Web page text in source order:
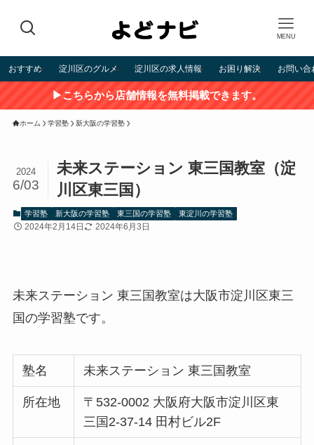
MENU
おすすめ 淀川区のグルメ 淀川区の求人情報 お困り解決 お問い合
▶こちらから店舗情報を無料掲載できます。
ホーム 学習塾 新大阪の学習塾
未来ステーション 東三国教室（淀
川区東三国）
2024
6/03
学習塾 新大阪の学習塾 東三国の学習塾 東淀川の学習塾
2024年2月14日 2024年6月3日
未来ステーション 東三国教室は大阪市淀川区東三
国の学習塾です。
塾名 未来ステーション 東三国教室
所在地
〒532-0002 大阪府大阪市淀川区東
三国2-37-14 田村ビル2F